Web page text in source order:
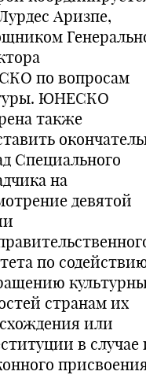
Аризпе,
по вопросам
ЮНЕСКО
также
Специального
на
девятой
по
странам их
или
в случае